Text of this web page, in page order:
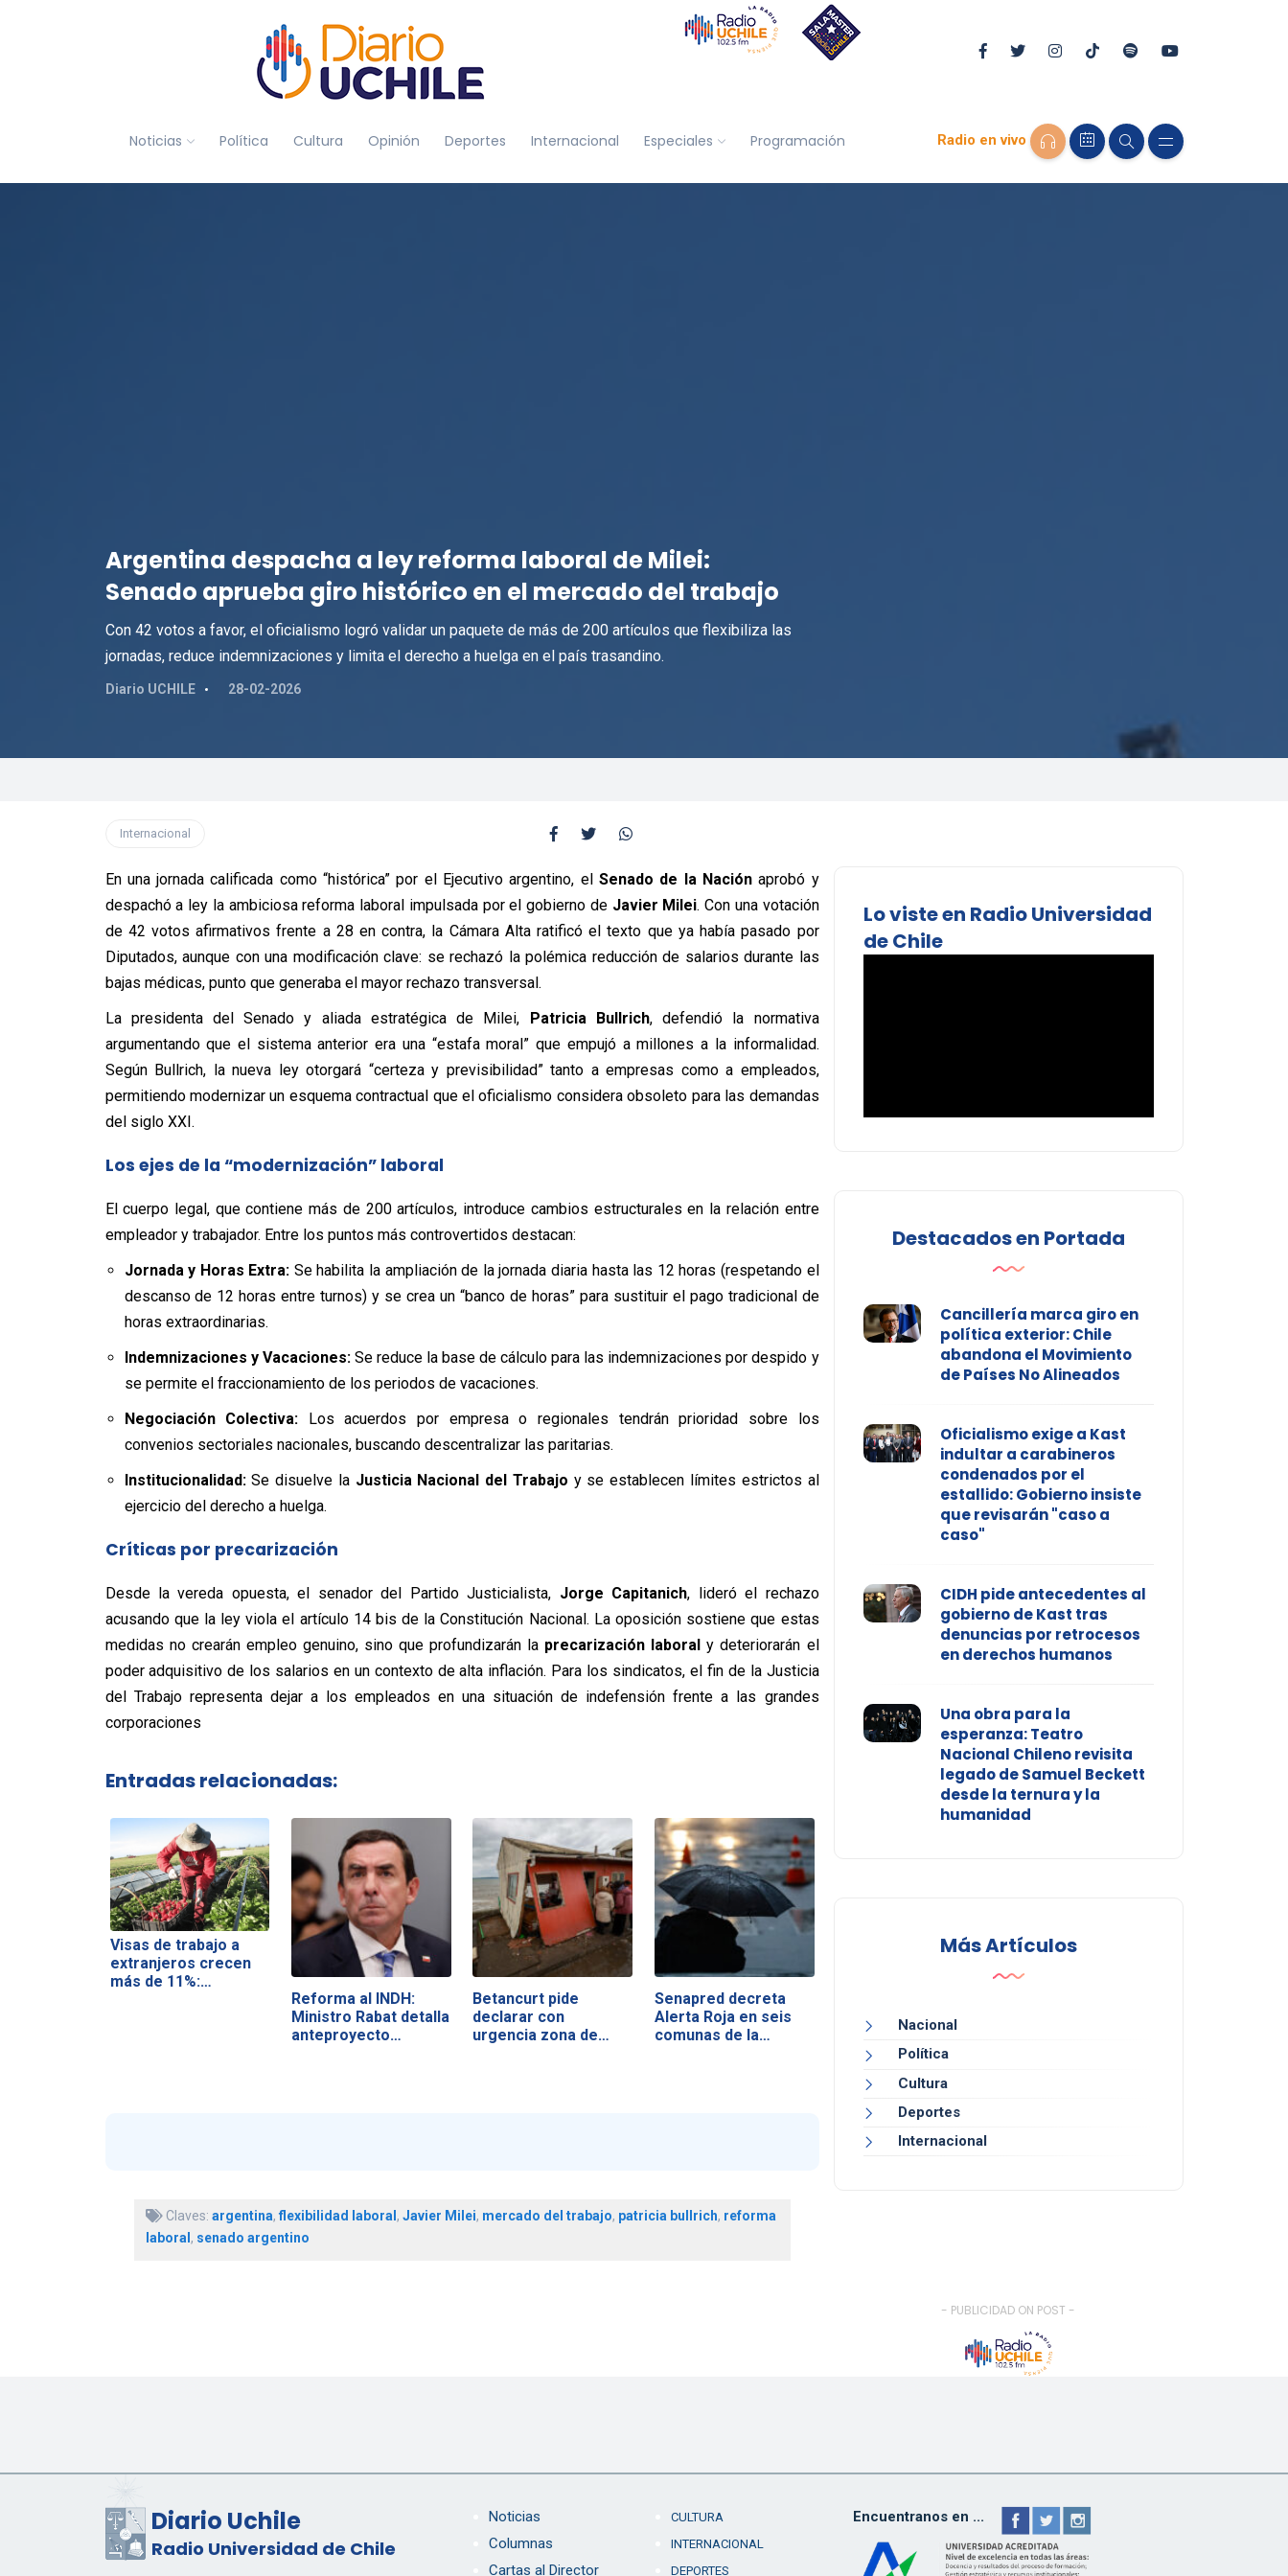
Noticias Política Cultura Opinión Deportes Internacional Especiales Programación Radio en vivo
Argentina despacha a ley reforma laboral de Milei:
Senado aprueba giro histórico en el mercado del trabajo
Con 42 votos a favor, el oficialismo logró validar un paquete de más de 200 artículos que flexibiliza las
jornadas, reduce indemnizaciones y limita el derecho a huelga en el país trasandino.
Diario UCHILE 28-02-2026
Internacional
En una jornada calificada como “histórica” por el Ejecutivo argentino, el Senado de la Naciónaprobó y
despachó a ley la ambiciosa reforma laboral impulsada por el gobierno de Javier Milei. Con una votación
de 42 votos afirmativos frente a 28 en contra, la Cámara Alta ratificó el texto que ya había pasado por
Diputados, aunque con una modificación clave: se rechazó la polémica reducción de salarios durante las
bajas médicas, punto que generaba el mayor rechazo transversal.
La presidenta del Senado y aliada estratégica de Milei, Patricia Bullrich, defendió la normativa
argumentando que el sistema anterior era una “estafa moral” que empujó a millones a la informalidad.
Según Bullrich, la nueva ley otorgará “certeza y previsibilidad” tanto a empresas como a empleados,
permitiendo modernizar un esquema contractual que el oficialismo considera obsoleto para las demandas
del siglo XXI.
Los ejes de la “modernización” laboral
El cuerpo legal, que contiene más de 200 artículos, introduce cambios estructurales en la relación entre
empleador y trabajador. Entre los puntos más controvertidos destacan:
Jornada y Horas Extra: Se habilita la ampliación de la jornada diaria hasta las 12 horas (respetando el
descanso de 12 horas entre turnos) y se crea un “banco de horas” para sustituir el pago tradicional de
horas extraordinarias.
Indemnizaciones y Vacaciones:Se reduce la base de cálculo para las indemnizaciones por despido y
se permite el fraccionamiento de los periodos de vacaciones.
Negociación Colectiva: Los acuerdos por empresa o regionales tendrán prioridad sobre los
convenios sectoriales nacionales, buscando descentralizar las paritarias.
Institucionalidad:Se disuelve la Justicia Nacional del Trabajo y se establecen límites estrictos al
ejercicio del derecho a huelga.
Críticas por precarización
Desde la vereda opuesta, el senador del Partido Justicialista, Jorge Capitanich, lideró el rechazo
acusando que la ley viola el artículo 14 bis de la Constitución Nacional. La oposición sostiene que estas
medidas no crearán empleo genuino, sino que profundizarán la precarización laboral y deteriorarán el
poder adquisitivo de los salarios en un contexto de alta inflación. Para los sindicatos, el fin de la Justicia
del Trabajo representa dejar a los empleados en una situación de indefensión frente a las grandes
corporaciones
Entradas relacionadas:
Visas de trabajo a
extranjeros crecen
más de 11%:…
Reforma al INDH:
Ministro Rabat detalla
anteproyecto…
Betancurt pide
declarar con
urgencia zona de…
Senapred decreta
Alerta Roja en seis
comunas de la…
Claves: argentina,flexibilidad laboral , Javier Milei, mercado del trabajo, patricia bullrich, reforma
laboral , senado argentino
Lo viste en Radio Universidad
de Chile
Destacados en Portada
Cancillería marca giro en
política exterior: Chile
abandona el Movimiento
de Países No Alineados
Oficialismo exige a Kast
indultar a carabineros
condenados por el
estallido: Gobierno insiste
que revisarán "caso a
caso"
CIDH pide antecedentes al
gobierno de Kast tras
denuncias por retrocesos
en derechos humanos
Una obra para la
esperanza: Teatro
Nacional Chileno revisita
legado de Samuel Beckett
desde la ternura y la
humanidad
Más Artículos
Nacional
Política
Cultura
Deportes
Internacional
- PUBLICIDAD ON POST -
Diario Uchile
Radio Universidad de Chile
Noticias
Columnas
Cartas al Director
CULTURA
INTERNACIONAL
DEPORTES
Encuentranos en ...